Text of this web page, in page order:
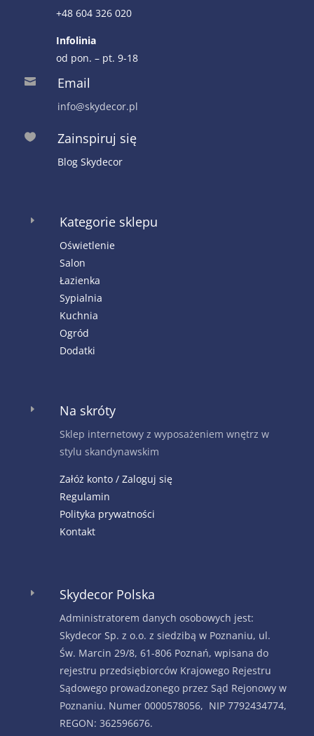
+48 604 326 020
Infolinia
od pon. – pt. 9-18
 Email
info@skydecor.pl
 Zainspiruj się
Blog Skydecor
E Kategorie sklepu
Oświetlenie
Salon
Łazienka
Sypialnia
Kuchnia
Ogród
Dodatki
E Na skróty
Sklep internetowy z wyposażeniem wnętrz w
stylu skandynawskim
Załóż konto / Zaloguj się
Regulamin
Polityka prywatności
Kontakt
E Skydecor Polska
Administratorem danych osobowych jest:
Skydecor Sp. z o.o. z siedzibą w Poznaniu, ul.
Św. Marcin 29/8, 61-806 Poznań, wpisana do
rejestru przedsiębiorców Krajowego Rejestru
Sądowego prowadzonego przez Sąd Rejonowy w
Poznaniu. Numer 0000578056, NIP 7792434774,
REGON: 362596676.